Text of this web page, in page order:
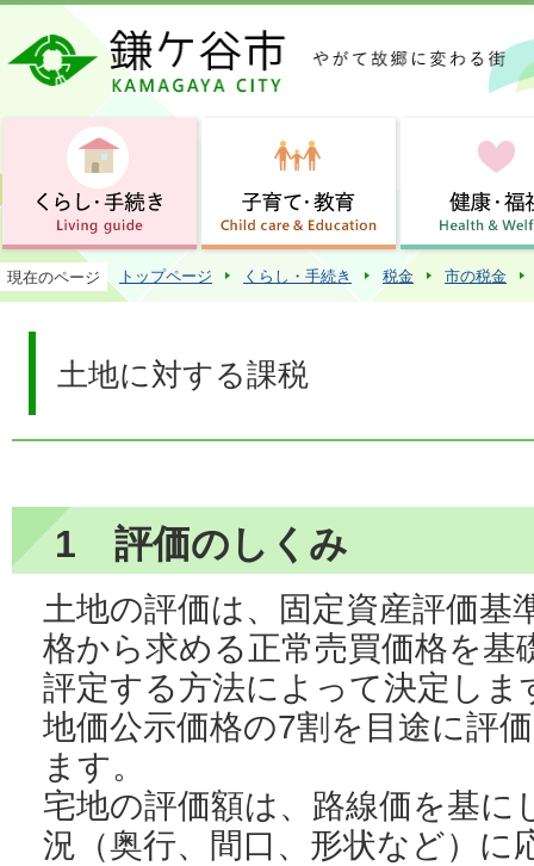
この
現在のページ トップページ くらし・手続き 税金 市の税金
土地に対する課税
1 評価のしくみ
土地の評価は、固定資産評価基
格から求める正常売買価格を基
評定する方法によって決定しま
地価公示価格の7割を目途に評
ます。
宅地の評価額は、路線価を基
況（奥行、間口、形状など）に